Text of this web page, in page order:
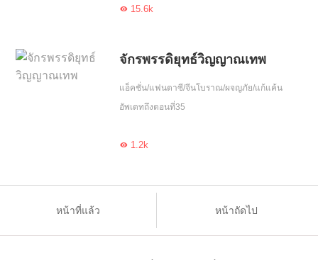
15.6k
จักรพรรดิยุทธ์วิญญาณเทพ
แอ็คชั่น/แฟนตาซี/จีนโบราณ/ผจญภัย/แก้แค้น
อัพเดทถึงตอนที่35
1.2k
หน้าที่แล้ว หน้าถัดไป